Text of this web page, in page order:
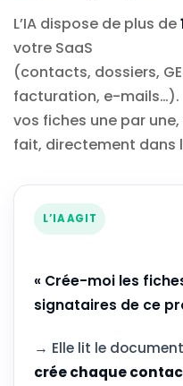
L’IA dispose de plus de
votre SaaS
(contacts, dossiers,
facturation, e-mails…).
vos fiches une par
fait, directement dans
L’IA AGIT
« Crée-moi les
signataires de ce
→ Elle lit le
crée chaque